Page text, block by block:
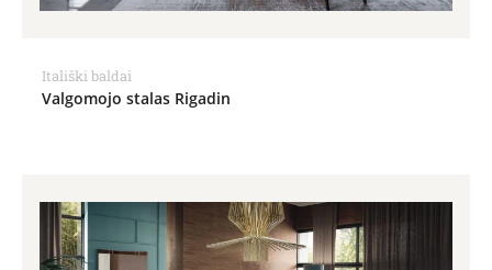
Itališki baldai
Valgomojo stalas Rigadin
range:
1,771.00€
through
1,929.00€